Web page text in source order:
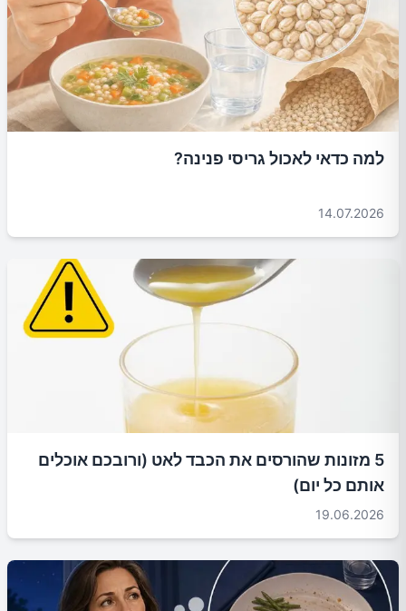
למה כדאי לאכול גריסי פנינה?
14.07.2026
5 מזונות שהורסים את הכבד לאט (ורובכם אוכלים
אותם כל יום)
19.06.2026